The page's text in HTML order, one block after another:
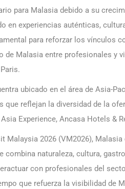
para Malasia debido a su
en experiencias auténticas,
para reforzar los vínculos
Malasia entre profesionales y
ubicado en el área de Asia-
que reflejan la diversidad de la
Experience, Ancasa Hotels &
Malaysia 2026 (VM2026),
combina naturaleza, cultura,
con profesionales del
que refuerza la visibilidad de